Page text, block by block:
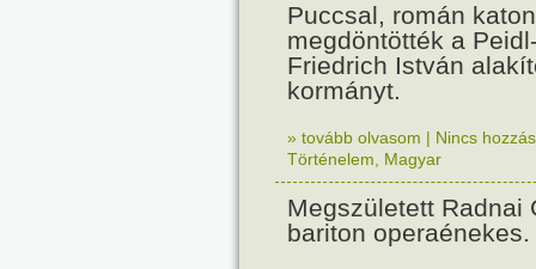
Puccsal, román
megdöntötték a
Friedrich István
kormányt.
» tovább olvasom | Nincs
Történelem
Magyar
Megszületett Radnai
bariton operaénekes.